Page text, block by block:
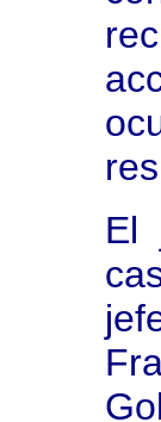
El